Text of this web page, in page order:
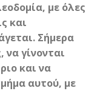
με όλες
και
Σήμερα
γίνονται
και να
αυτού, με